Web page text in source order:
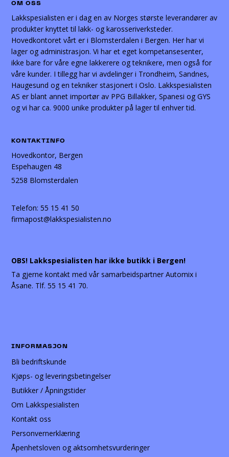
OM OSS
Lakkspesialisten er i dag en av Norges største leverandører av
produkter knyttet til lakk- og karosseriverksteder.
Hovedkontoret vårt er i Blomsterdalen i Bergen. Her har vi
lager og administrasjon. Vi har et eget kompetansesenter,
ikke bare for våre egne lakkerere og teknikere, men også for
våre kunder. I tillegg har vi avdelinger i Trondheim, Sandnes,
Haugesund og en tekniker stasjonert i Oslo. Lakkspesialisten
AS er blant annet importør av PPG Billakker, Spanesi og GYS
og vi har ca. 9000 unike produkter på lager til enhver tid.
KONTAKTINFO
Hovedkontor, Bergen
Espehaugen 48
5258 Blomsterdalen
Telefon:55 15 41 50
firmapost@lakkspesialisten.no
OBS! Lakkspesialisten har ikke butikk i Bergen!
Ta gjerne kontakt med vår samarbeidspartner Automix i
Åsane. Tlf. 55 15 41 70.
INFORMASJON
Bli bedriftskunde
Kjøps- og leveringsbetingelser
Butikker / Åpningstider
Om Lakkspesialisten
Kontakt oss
Personvernerklæring
Åpenhetsloven og aktsomhetsvurderinger